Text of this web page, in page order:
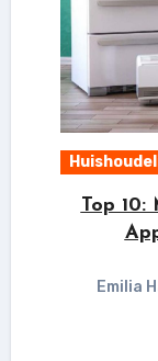
Top 10:
Emilia